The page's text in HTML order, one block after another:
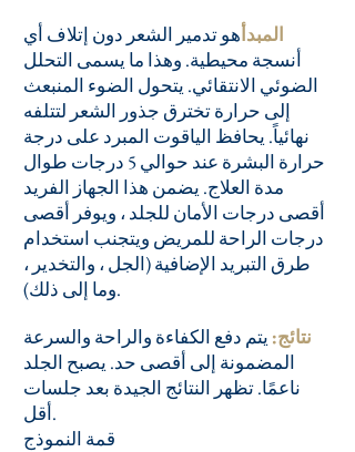
المبدأهو تدمير الشعر دون إتلاف أي
أنسجة محيطية. وهذا ما يسمى التحلل
الضوئي الانتقائي. يتحول الضوء المنبعث
إلى حرارة تخترق جذور الشعر لتتلفه
نهائياً. يحافظ الياقوت المبرد على درجة
حرارة البشرة عند حوالي 5 درجات طوال
مدة العلاج. يضمن هذا الجهاز الفريد
أقصى درجات الأمان للجلد ، ويوفر أقصى
درجات الراحة للمريض ويتجنب استخدام
طرق التبريد الإضافية (الجل ، والتخدير ،
وما إلى ذلك).
نتائج: يتم دفع الكفاءة والراحة والسرعة
المضمونة إلى أقصى حد. يصبح الجلد
ناعمًا. تظهر النتائج الجيدة بعد جلسات
أقل.
قمة النموذج